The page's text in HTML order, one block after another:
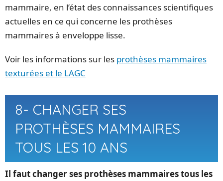
mammaire, en l’état des connaissances scientifiques
actuelles en ce qui concerne les prothèses
mammaires à enveloppe lisse.
Voir les informations sur les prothèses mammaires
texturées et le LAGC
8- CHANGER SES
PROTHÈSES MAMMAIRES
TOUS LES 10 ANS
Il faut changer ses prothèses mammaires tous les